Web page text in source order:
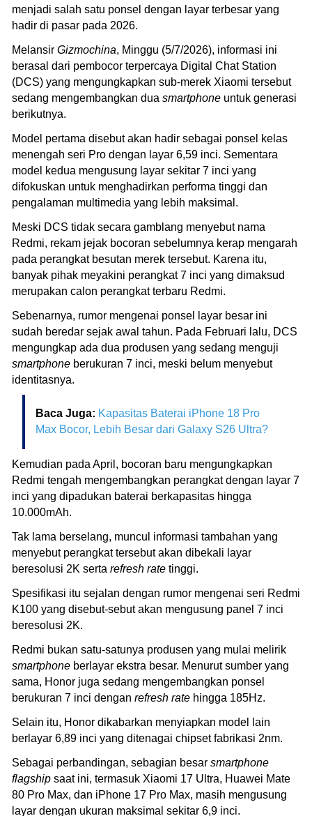
menjadi salah satu ponsel dengan layar terbesar yang
hadir di pasar pada 2026.
Melansir Gizmochina, Minggu (5/7/2026), informasi ini
berasal dari pembocor terpercaya Digital Chat Station
(DCS) yang mengungkapkan sub-merek Xiaomi tersebut
sedang mengembangkan dua smartphone untuk generasi
berikutnya.
Model pertama disebut akan hadir sebagai ponsel kelas
menengah seri Pro dengan layar 6,59 inci. Sementara
model kedua mengusung layar sekitar 7 inci yang
difokuskan untuk menghadirkan performa tinggi dan
pengalaman multimedia yang lebih maksimal.
Meski DCS tidak secara gamblang menyebut nama
Redmi, rekam jejak bocoran sebelumnya kerap mengarah
pada perangkat besutan merek tersebut. Karena itu,
banyak pihak meyakini perangkat 7 inci yang dimaksud
merupakan calon perangkat terbaru Redmi.
Sebenarnya, rumor mengenai ponsel layar besar ini
sudah beredar sejak awal tahun. Pada Februari lalu, DCS
mengungkap ada dua produsen yang sedang menguji
smartphone berukuran 7 inci, meski belum menyebut
identitasnya.
Baca Juga: Kapasitas Baterai iPhone 18 Pro
Max Bocor, Lebih Besar dari Galaxy S26 Ultra?
Kemudian pada April, bocoran baru mengungkapkan
Redmi tengah mengembangkan perangkat dengan layar 7
inci yang dipadukan baterai berkapasitas hingga
10.000mAh.
Tak lama berselang, muncul informasi tambahan yang
menyebut perangkat tersebut akan dibekali layar
beresolusi 2K serta refresh rate tinggi.
Spesifikasi itu sejalan dengan rumor mengenai seri Redmi
K100 yang disebut-sebut akan mengusung panel 7 inci
beresolusi 2K.
Redmi bukan satu-satunya produsen yang mulai melirik
smartphone berlayar ekstra besar. Menurut sumber yang
sama, Honor juga sedang mengembangkan ponsel
berukuran 7 inci dengan refresh rate hingga 185Hz.
Selain itu, Honor dikabarkan menyiapkan model lain
berlayar 6,89 inci yang ditenagai chipset fabrikasi 2nm.
Sebagai perbandingan, sebagian besar smartphone
flagship saat ini, termasuk Xiaomi 17 Ultra, Huawei Mate
80 Pro Max, dan iPhone 17 Pro Max, masih mengusung
layar dengan ukuran maksimal sekitar 6,9 inci.